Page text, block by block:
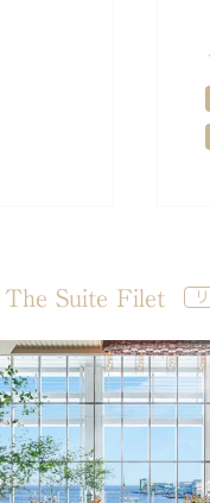
The Suite Filet